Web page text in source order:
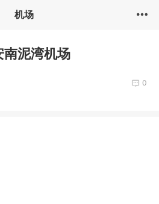
机场
南泥湾机场
0